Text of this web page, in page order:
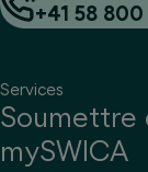
+41 58
Services
Soumettre
mySWICA